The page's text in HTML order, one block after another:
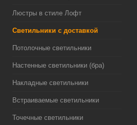
Люстры в стиле Лофт
Светильники с доставкой
Потолочные светильники
Настенные светильники (бра)
Накладные светильники
Встраиваемые светильники
Точечные светильники